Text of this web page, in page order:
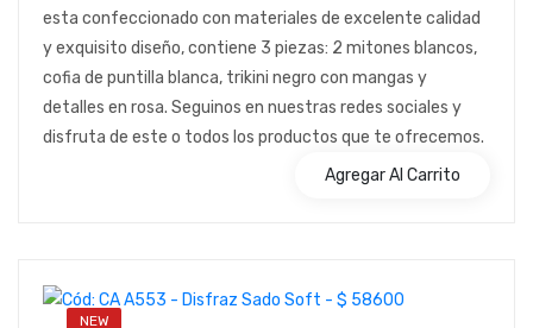
esta confeccionado con materiales de excelente calidad
y exquisito diseño, contiene 3 piezas: 2 mitones blancos,
cofia de puntilla blanca, trikini negro con mangas y
detalles en rosa. Seguinos en nuestras redes sociales y
disfruta de este o todos los productos que te ofrecemos.
Agregar Al Carrito
NEW